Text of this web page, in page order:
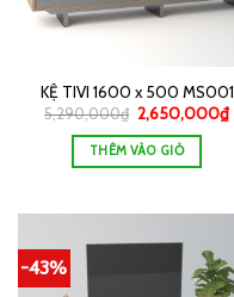
KỆ TIVI 1600 x 500 MS001
5,290,000₫ 2,650,000₫
THÊM VÀO GIỎ
-43%